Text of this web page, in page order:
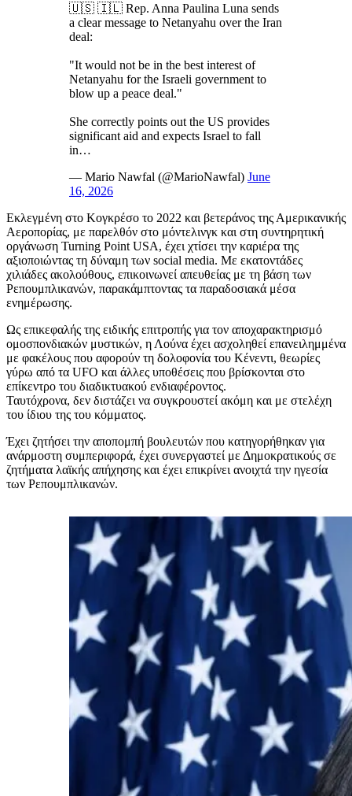
🇺🇸 🇮🇱 Rep. Anna Paulina Luna sends
a clear message to Netanyahu over the Iran
deal:
"It would not be in the best interest of
Netanyahu for the Israeli government to
blow up a peace deal."
She correctly points out the US provides
significant aid and expects Israel to fall
in…
— Mario Nawfal (@MarioNawfal) June
16, 2026
Εκλεγμένη στο Κογκρέσο το 2022 και βετεράνος της Αμερικανικής
Αεροπορίας, με παρελθόν στο μόντελινγκ και στη συντηρητική
οργάνωση Turning Point USA, έχει χτίσει την καριέρα της
αξιοποιώντας τη δύναμη των social media. Με εκατοντάδες
χιλιάδες ακολούθους, επικοινωνεί απευθείας με τη βάση των
Ρεπουμπλικανών, παρακάμπτοντας τα παραδοσιακά μέσα
ενημέρωσης.
Ως επικεφαλής της ειδικής επιτροπής για τον αποχαρακτηρισμό
ομοσπονδιακών μυστικών, η Λούνα έχει ασχοληθεί επανειλημμένα
με φακέλους που αφορούν τη δολοφονία του Κένεντι, θεωρίες
γύρω από τα UFO και άλλες υποθέσεις που βρίσκονται στο
επίκεντρο του διαδικτυακού ενδιαφέροντος.
Ταυτόχρονα, δεν διστάζει να συγκρουστεί ακόμη και με στελέχη
του ίδιου της του κόμματος.
Έχει ζητήσει την αποπομπή βουλευτών που κατηγορήθηκαν για
ανάρμοστη συμπεριφορά, έχει συνεργαστεί με Δημοκρατικούς σε
ζητήματα λαϊκής απήχησης και έχει επικρίνει ανοιχτά την ηγεσία
των Ρεπουμπλικανών.